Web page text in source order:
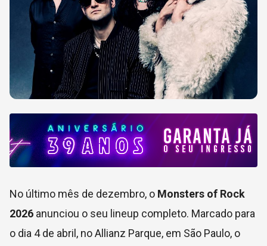
No último mês de dezembro, o Monsters of Rock
2026 anunciou o seu lineup completo. Marcado para
o dia 4 de abril, no Allianz Parque, em São Paulo, o